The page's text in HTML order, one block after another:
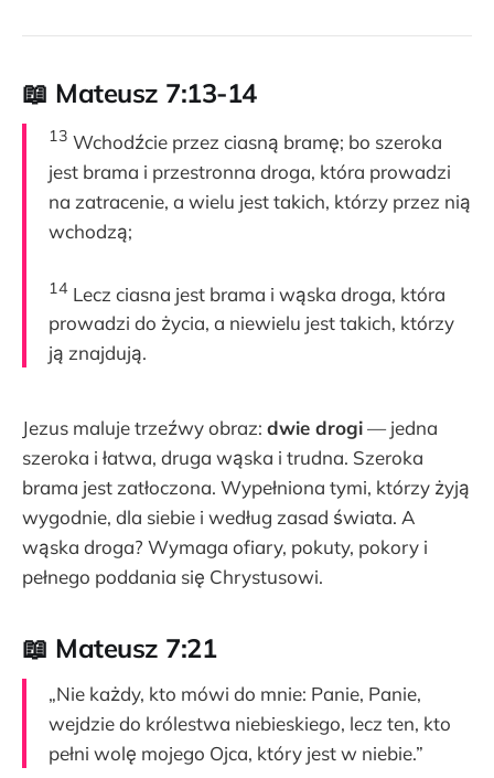
📖 Mateusz 7:13-14
13 Wchodźcie przez ciasną bramę; bo szeroka
jest brama i przestronna droga, która prowadzi
na zatracenie, a wielu jest takich, którzy przez nią
wchodzą;
14 Lecz ciasna jest brama i wąska droga, która
prowadzi do życia, a niewielu jest takich, którzy
ją znajdują.
Jezus maluje trzeźwy obraz: dwie drogi— jedna
szeroka i łatwa, druga wąska i trudna. Szeroka
brama jest zatłoczona. Wypełniona tymi, którzy żyją
wygodnie, dla siebie i według zasad świata. A
wąska droga? Wymaga ofiary, pokuty, pokory i
pełnego poddania się Chrystusowi.
📖 Mateusz 7:21
„Nie każdy, kto mówi do mnie: Panie, Panie,
wejdzie do królestwa niebieskiego, lecz ten, kto
pełni wolę mojego Ojca, który jest w niebie.”